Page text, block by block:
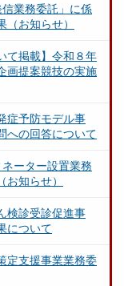
信業務委託」に係
お知らせ）
て掲載】令和８年
画提案競技の実施
症予防モデル事
への回答について
ーター設置業務
知らせ）
検診受診促進事
について
定支援事業業務委